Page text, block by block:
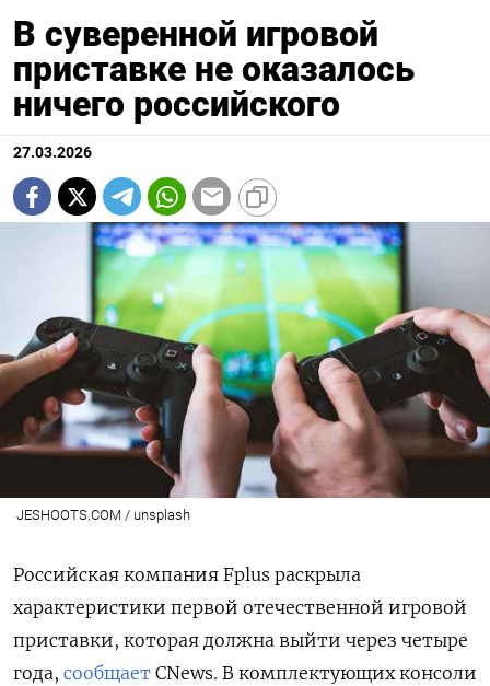
В суверенной игровой
приставке не оказалось
ничего российского
27.03.2026
JESHOOTS.COM / unsplash
Российская компания Fplus раскрыла
характеристики первой отечественной игровой
приставки, которая должна выйти через четыре
года, сообщает CNews. В комплектующих консоли